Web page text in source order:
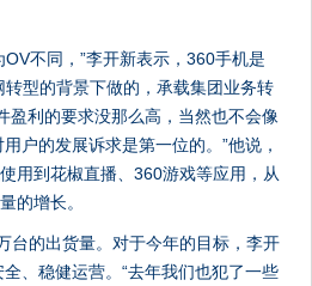
不同，”李开新表示，360手机是
型的背景下做的，承载集团业务转
盈利的要求没那么高，当然也不会像
户的发展诉求是第一位的。”他说，
用到花椒直播、360游戏等应用，从
的增长。
台的出货量。对于今年的目标，李开
、稳健运营。“去年我们也犯了一些